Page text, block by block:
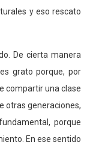
y eso rescato
De cierta manera
grato porque, por
compartir una clase
otras generaciones,
porque
En ese sentido